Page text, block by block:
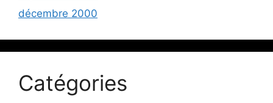
décembre 2000
Catégories